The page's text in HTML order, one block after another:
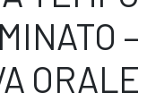
–
ORALE